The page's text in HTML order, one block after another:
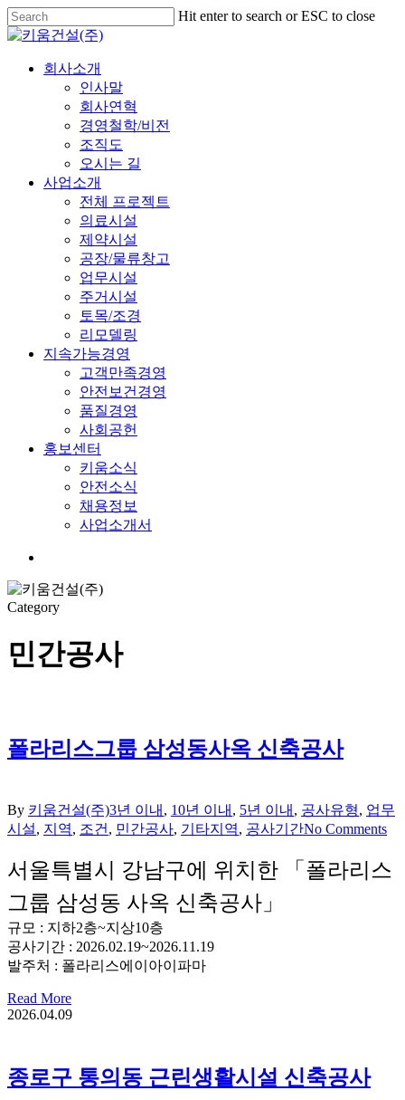
Skip
to
main
content
Hit enter to search or ESC to close
Close
Menu
회사소개
인사말
회사연혁
경영철학/비전
조직도
오시는 길
사업소개
전체 프로젝트
의료시설
제약시설
공장/물류창고
업무시설
주거시설
토목/조경
리모델링
지속가능경영
고객만족경영
안전보건경영
품질경영
사회공헌
홍보센터
키움소식
안전소식
채용정보
사업소개서
Category
민간공사
폴라리스그룹 삼성동사옥 신축공사
By 키움건설(주)3년 이내 , 10년 이내 , 5년 이내 , 공사유형, 업무
시설, 지역, 조건 , 민간공사, 기타지역, 공사기간No Comments
서울특별시 강남구에 위치한 「폴라리스
그룹 삼성동 사옥 신축공사」
규모 : 지하2층~지상10층
공사기간 : 2026.02.19~2026.11.19
발주처 : 폴라리스에이아이파마
Read More
2026.04.09
종로구 통의동 근린생활시설 신축공사